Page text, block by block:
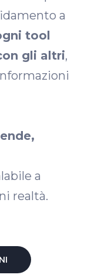
a
tool
gli altri,
a
realtà.